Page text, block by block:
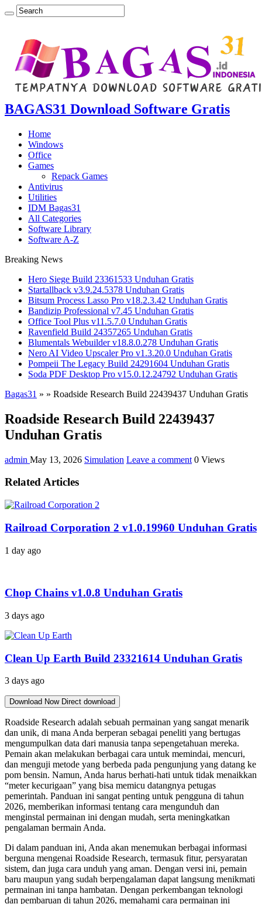
BAGAS31 Download Software Gratis
Home
Windows
Office
Games
Repack Games
Antivirus
Utilities
IDM Bagas31
All Categories
Software Library
Software A-Z
Breaking News
Hero Siege Build 23361533 Unduhan Gratis
Startallback v3.9.24.5378 Unduhan Gratis
Bitsum Process Lasso Pro v18.2.3.42 Unduhan Gratis
Bandizip Professional v7.45 Unduhan Gratis
Office Tool Plus v11.5.7.0 Unduhan Gratis
Ravenfield Build 24357265 Unduhan Gratis
Blumentals Webuilder v18.8.0.278 Unduhan Gratis
Nero AI Video Upscaler Pro v1.3.20.0 Unduhan Gratis
Pompeii The Legacy Build 24291604 Unduhan Gratis
Soda PDF Desktop Pro v15.0.12.24792 Unduhan Gratis
Bagas31 » » Roadside Research Build 22439437 Unduhan Gratis
Roadside Research Build 22439437
Unduhan Gratis
admin May 13, 2026 Simulation Leave a comment 0 Views
Related Articles
Railroad Corporation 2 v1.0.19960 Unduhan Gratis
1 day ago
Chop Chains v1.0.8 Unduhan Gratis
3 days ago
Clean Up Earth Build 23321614 Unduhan Gratis
3 days ago
Download Now Direct download
Roadside Research adalah sebuah permainan yang sangat menarik
dan unik, di mana Anda berperan sebagai peneliti yang bertugas
mengumpulkan data dari manusia tanpa sepengetahuan mereka.
Pemain akan melakukan berbagai cara untuk memindai, mencuri,
dan menguji metode yang berbeda pada pengunjung yang datang ke
pom bensin. Namun, Anda harus berhati-hati untuk tidak menaikkan
“meter kecurigaan” yang bisa memicu datangnya petugas
pemerintah. Panduan ini sangat penting untuk pengguna di tahun
2026, memberikan informasi tentang cara mengunduh dan
menginstal permainan ini dengan mudah, serta meningkatkan
pengalaman bermain Anda.
Di dalam panduan ini, Anda akan menemukan berbagai informasi
berguna mengenai Roadside Research, termasuk fitur, persyaratan
sistem, dan juga cara unduh yang aman. Dengan versi ini, pemain
baru maupun yang sudah berpengalaman dapat langsung menikmati
permainan ini tanpa hambatan. Dengan perkembangan teknologi
dan pembaruan di tahun 2026, memahami cara permainan ini